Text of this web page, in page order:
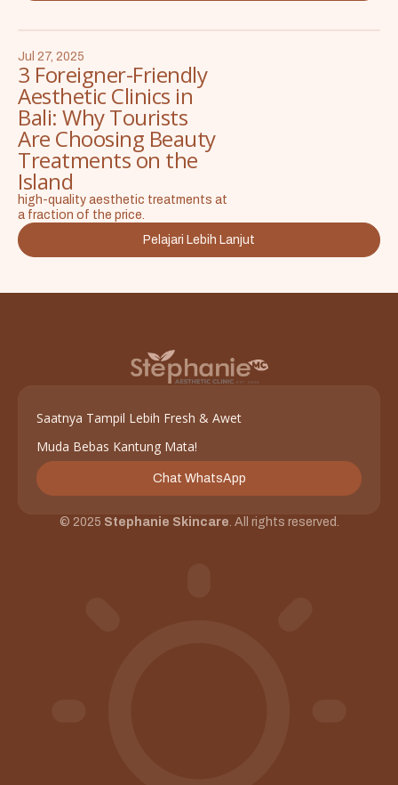
Jul 27, 2025
3 Foreigner-Friendly
Aesthetic Clinics in
Bali: Why Tourists
Are Choosing Beauty
Treatments on the
Island
high-quality aesthetic treatments at
a fraction of the price.
Pelajari Lebih Lanjut
Saatnya Tampil Lebih Fresh & Awet
Muda Bebas Kantung Mata!
Chat WhatsApp
© 2025 Stephanie Skincare . All rights reserved.